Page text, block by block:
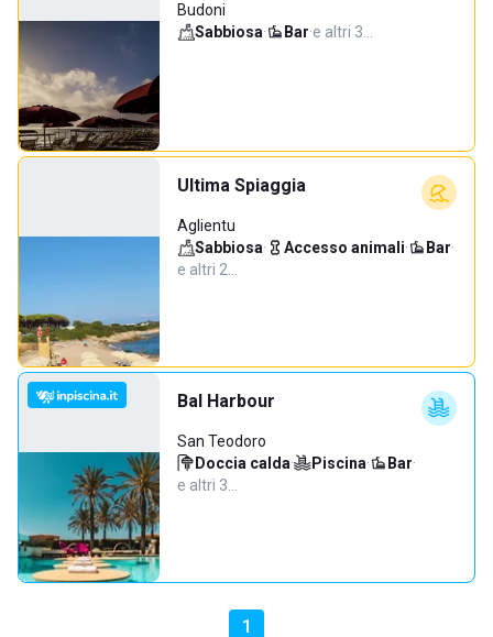
Budoni
Sabbiosa· Bar·e altri 3…
Ultima Spiaggia
Aglientu
Sabbiosa· Accesso animali· Bar·
e altri 2…
Bal Harbour
San Teodoro
Doccia calda· Piscina· Bar·
e altri 3…
1